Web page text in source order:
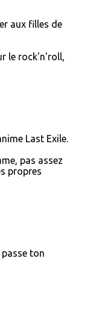
aux filles de
le rock'n'roll,
Last Exile.
pas assez
propres
ton